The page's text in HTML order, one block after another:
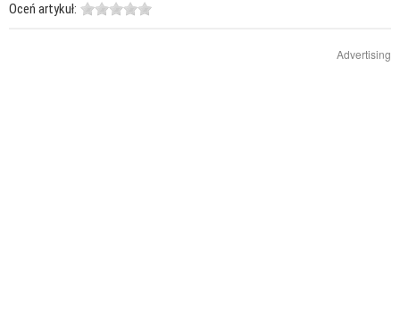
Oceń artykuł:
Advertising